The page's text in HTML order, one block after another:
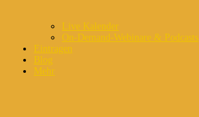
Live Kalender
On-Demand-Webinare & Podcasts
Eintragen
Blog
Mehr